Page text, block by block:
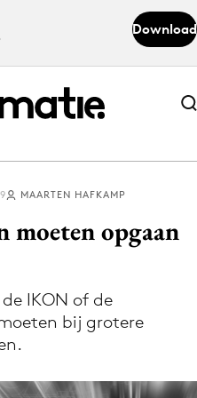
Download
Abonneer nu
Abonneer nu
via de Adformatie
app
MAARTEN HAFKAMP
moeten opgaan
IKON of de
bij grotere